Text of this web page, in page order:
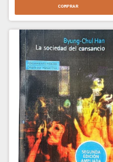
COMPRAR